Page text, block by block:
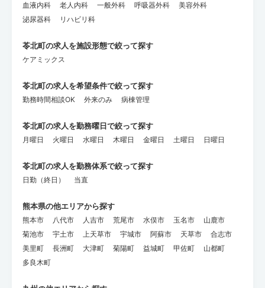
血液内科
老人内科 一般外科 呼吸器外科
美容外科
泌尿器科
リハビリ科
苓北町の求人を施設形態で絞って探す
ケアミックス
苓北町の求人を希望条件で絞って探す
勤務時間相談OK 外来のみ 病棟管理
苓北町の求人を勤務曜日で絞って探す
月曜日 火曜日 水曜日 木曜日 金曜日 土曜日 日曜日
苓北町の求人を勤務体系で絞って探す
日勤（終日） 当直
熊本県の他エリアから探す
熊本市 八代市 人吉市 荒尾市 水俣市 玉名市
山鹿市
菊池市
宇土市 上天草市 宇城市 阿蘇市 天草市
合志市
美里町
長洲町 大津町 菊陽町 益城町 甲佐町
山都町
多良木町